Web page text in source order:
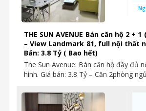
THE SUN AVENUE Bán căn hộ 2 +
– View Landmark 81, full nội thất
Bán: 3.8 Tỷ ( Bao hết)
The Sun Avenue: Bán căn hộ đầy đủ
hình. Giá bán: 3.8 Tỷ – Căn 2phòng